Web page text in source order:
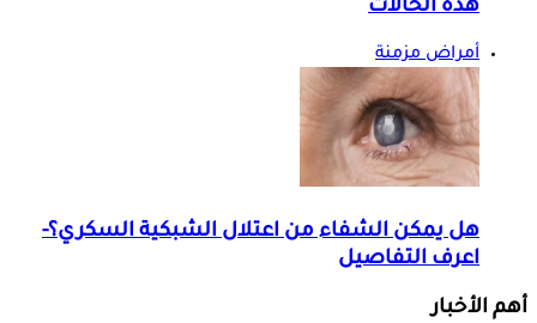
هذه الحالات
أمراض مزمنة
هل يمكن الشفاء من اعتلال الشبكية السكري؟-
اعرف التفاصيل
أهم الأخبار